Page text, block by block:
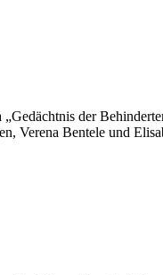
der
Verena Bentele und